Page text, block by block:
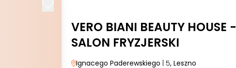
VERO BIANI BEAUTY HOUSE -
SALON FRYZJERSKI
Ignacego Paderewskiego | 5, Leszno